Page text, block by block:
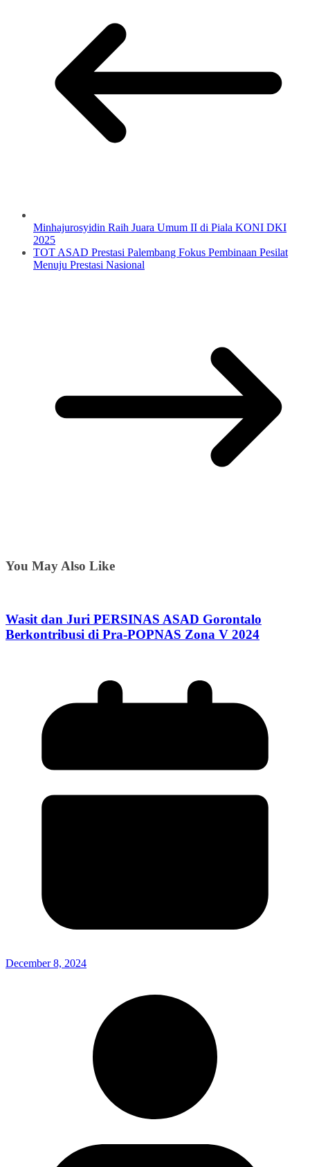
Minhajurosyidin Raih Juara Umum II di Piala KONI DKI
2025
TOT ASAD Prestasi Palembang Fokus Pembinaan Pesilat
Menuju Prestasi Nasional
You May Also Like
Wasit dan Juri PERSINAS ASAD Gorontalo
Berkontribusi di Pra-POPNAS Zona V 2024
December 8, 2024